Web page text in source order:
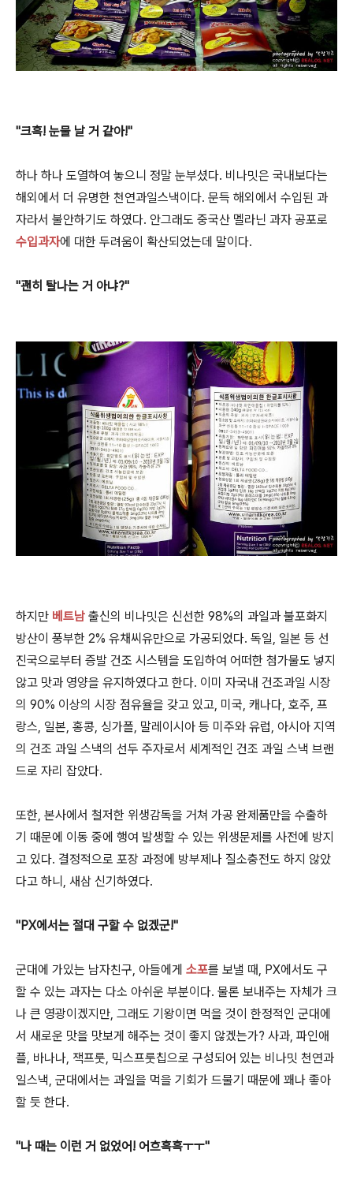
"크흑! 눈물 날 거 같아!"
하나 하나 도열하여 놓으니 정말 눈부셨다. 비나밋은 국내보다는
해외에서 더 유명한 천연과일스낵이다. 문득 해외에서 수입된 과
자라서 불안하기도 하였다. 안그래도 중국산 멜라닌 과자 공포로
수입과자에 대한 두려움이 확산되었는데 말이다.
"괜히 탈나는 거 아냐?"
하지만 베트남 출신의 비나밋은 신선한 98%의 과일과 불포화지
방산이 풍부한 2% 유채씨유만으로 가공되었다. 독일, 일본 등 선
진국으로부터 증발 건조 시스템을 도입하여 어떠한 첨가물도 넣지
않고 맛과 영양을 유지하였다고 한다. 이미 자국내 건조과일 시장
의 90% 이상의 시장 점유율을 갖고 있고, 미국, 캐나다, 호주, 프
랑스, 일본, 홍콩, 싱가폴, 말레이시아 등 미주와 유럽, 아시아 지역
의 건조 과일 스낵의 선두 주자로서 세계적인 건조 과일 스낵 브랜
드로 자리 잡았다.
또한, 본사에서 철저한 위생감독을 거쳐 가공 완제품만을 수출하
기 때문에 이동 중에 행여 발생할 수 있는 위생문제를 사전에 방지
고 있다. 결정적으로 포장 과정에 방부제나 질소충전도 하지 않았
다고 하니, 새삼 신기하였다.
"PX에서는 절대 구할 수 없겠군!"
군대에 가있는 남자친구, 아들에게 소포를 보낼 때, PX에서도 구
할 수 있는 과자는 다소 아쉬운 부분이다. 물론 보내주는 자체가 크
나 큰 영광이겠지만, 그래도 기왕이면 먹을 것이 한정적인 군대에
서 새로운 맛을 맛보게 해주는 것이 좋지 않겠는가? 사과, 파인애
플, 바나나, 잭프룻, 믹스프룻칩으로 구성되어 있는 비나밋 천연과
일스낵, 군대에서는 과일을 먹을 기회가 드물기 때문에 꽤나 좋아
할 듯 한다.
"나 때는 이런 거 없었어! 어흐흑흑ㅜㅜ"